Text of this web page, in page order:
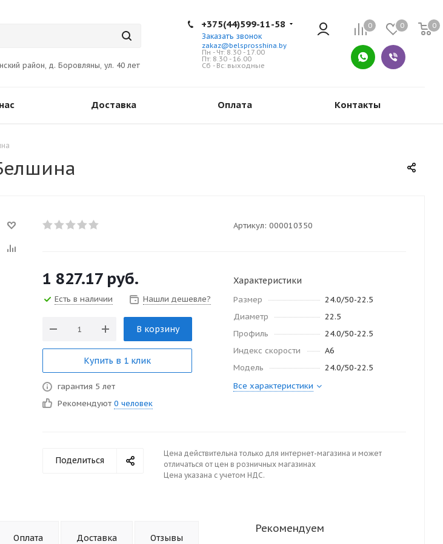
район, д. Боровляны, ул. 40 лет
0 0 0
+375(44)599-11-58
Заказать звонок
zakaz@belsprosshina.by
Пн - Чт: 8.30 - 17.00
Пт: 8.30 - 16.00
Сб - Вс: выходные
Доставка Оплата Контакты
Артикул: 000010350
1 827.17руб.
Есть в наличии Нашли дешевле?
В корзину
Купить в 1 клик
гарантия 5 лет
Рекомендуют 0 человек
Характеристики
Размер
24.0/50-22.5
Диаметр
22.5
Профиль
24.0/50-22.5
Индекс скорости
А6
Модель
24.0/50-22.5
Все характеристики
Поделиться
Цена действительна только для интернет-магазина и может
отличаться от цен в розничных магазинах
Цена указана с учетом НДС.
Оплата Доставка Отзывы
Рекомендуем